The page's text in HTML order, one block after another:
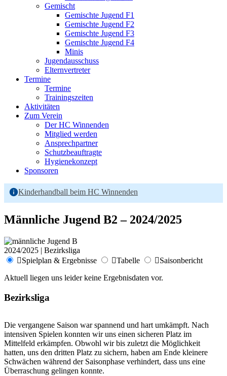
Gemischt
Gemischte Jugend F1
Gemischte Jugend F2
Gemischte Jugend F3
Gemischte Jugend F4
Minis
Jugendausschuss
Elternvertreter
Termine
Termine
Trainingszeiten
Aktivitäten
Zum Verein
Der HC Winnenden
Mitglied werden
Ansprechpartner
Schutzbeauftragte
Hygienekonzept
Sponsoren
Kinderhandball beim HC Winnenden
Männliche Jugend B2 – 2024/2025
2024/2025 | Bezirksliga
Spielplan & Ergebnisse
Tabelle
Saisonbericht
Aktuell liegen uns leider keine Ergebnisdaten vor.
Bezirksliga
Die vergangene Saison war spannend und hart umkämpft. Nach
intensiven Spielen konnten wir uns einen sicheren Platz im
Mittelfeld erkämpfen. Obwohl wir bis zuletzt die Möglichkeit
hatten, uns den dritten Platz zu sichern, haben am Ende kleinere
Schwächen während der Saisonphase verhindert, dass uns eine
Überraschung gelingen konnte.